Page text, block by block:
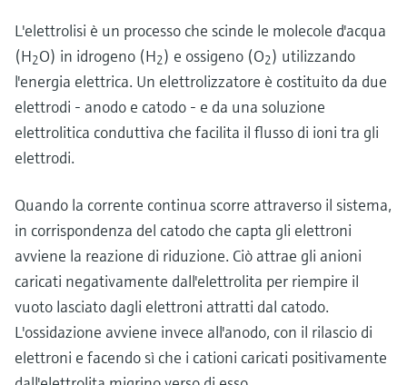
L'elettrolisi è un processo che scinde le molecole d'acqua
(H2O) in idrogeno (H2) e ossigeno (O2) utilizzando
l'energia elettrica. Un elettrolizzatore è costituito da due
elettrodi - anodo e catodo - e da una soluzione
elettrolitica conduttiva che facilita il flusso di ioni tra gli
elettrodi.
Quando la corrente continua scorre attraverso il sistema,
in corrispondenza del catodo che capta gli elettroni
avviene la reazione di riduzione. Ciò attrae gli anioni
caricati negativamente dall'elettrolita per riempire il
vuoto lasciato dagli elettroni attratti dal catodo.
L'ossidazione avviene invece all'anodo, con il rilascio di
elettroni e facendo sì che i cationi caricati positivamente